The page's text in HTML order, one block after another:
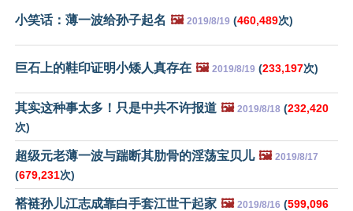
小笑话：薄一波给孙子起名 🖼️ 2019/8/19 (460,489次)
巨石上的鞋印证明小矮人真存在 🖼️ 2019/8/19 (233,197次)
其实这种事太多！只是中共不许报道 🖼️ 2019/8/18 (232,420
次)
超级元老薄一波与踹断其肋骨的淫荡宝贝儿 🖼️ 2019/8/17
(679,231次)
褡裢孙儿江志成靠白手套江世干起家 🖼️ 2019/8/16 (599,096